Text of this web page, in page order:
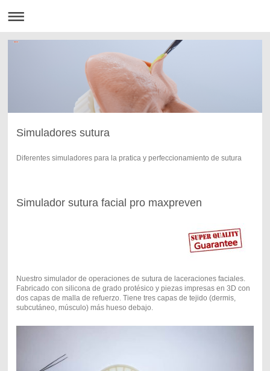
Simuladores sutura
Diferentes simuladores para la pratica y perfeccionamiento de sutura
Simulador sutura facial pro maxpreven
Nuestro simulador de operaciones de sutura de laceraciones faciales.
Fabricado con silicona de grado protésico y piezas impresas en 3D con
dos capas de malla de refuerzo. Tiene tres capas de tejido (dermis,
subcutáneo, músculo) más hueso debajo.